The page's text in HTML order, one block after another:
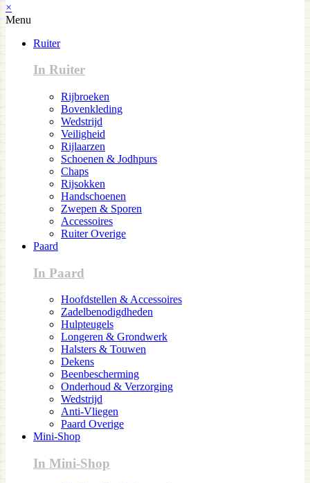
×
Menu
Ruiter
In Ruiter
Rijbroeken
Bovenkleding
Wedstrijd
Veiligheid
Rijlaarzen
Schoenen & Jodhpurs
Chaps
Rijsokken
Handschoenen
Zwepen & Sporen
Accessoires
Ruiter Overige
Paard
In Paard
Hoofdstellen & Accessoires
Zadelbenodigdheden
Hulpteugels
Longeren & Grondwerk
Halsters & Touwen
Dekens
Beenbescherming
Onderhoud & Verzorging
Wedstrijd
Anti-Vliegen
Paard Overige
Mini-Shop
In Mini-Shop